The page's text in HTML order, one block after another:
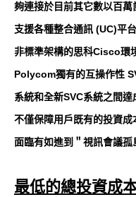
夠連接於目前其它數以百萬
支援各種整合通訊 (UC)平
非標準架構的思科Cisco環
Polycom獨有的互操作性
系統和全新SVC系統之間達
不僅保障用戶既有的投資成
面臨有如進到＂視訊會議孤
最低的總投資成